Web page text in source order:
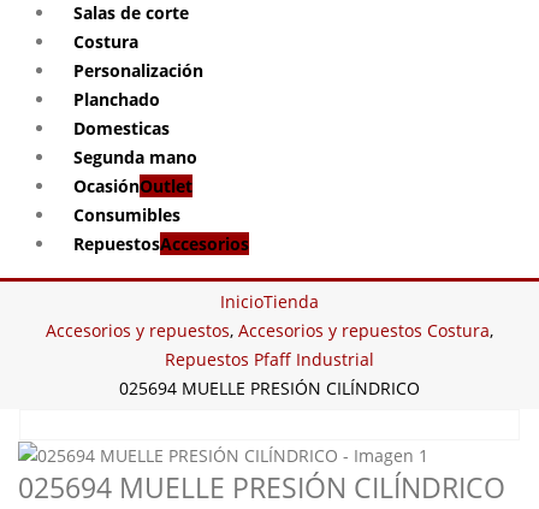
Salas de corte
Costura
Personalización
Planchado
Domesticas
Segunda mano
OcasiónOutlet
Consumibles
RepuestosAccesorios
InicioTienda
Accesorios y repuestos, Accesorios y repuestos Costura,
Repuestos Pfaff Industrial
025694 MUELLE PRESIÓN CILÍNDRICO
025694 MUELLE PRESIÓN CILÍNDRICO